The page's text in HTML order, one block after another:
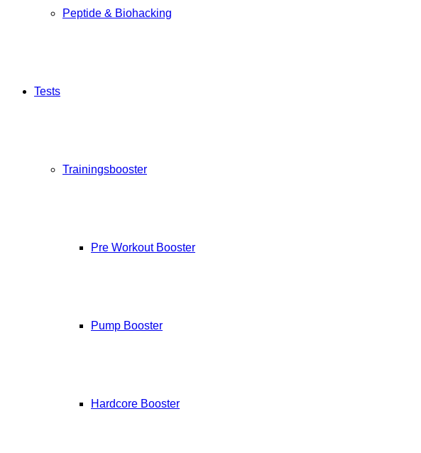
Peptide & Biohacking
Tests
Trainingsbooster
Pre Workout Booster
Pump Booster
Hardcore Booster